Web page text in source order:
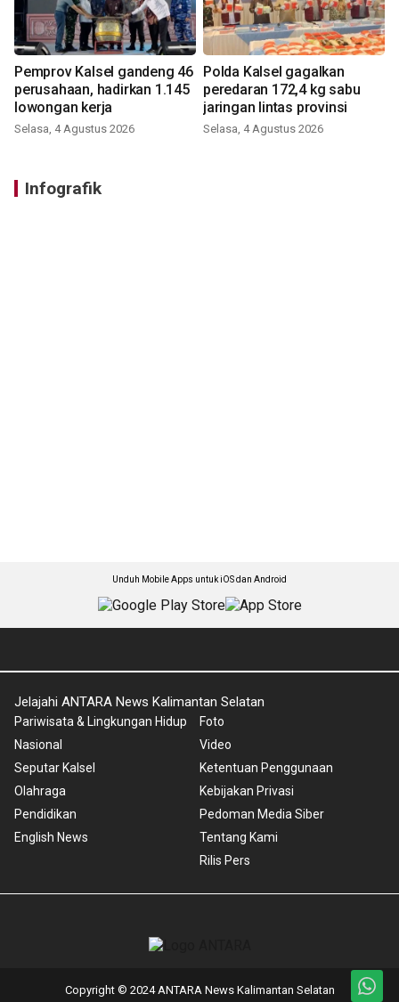
Pemprov Kalsel gandeng 46
perusahaan, hadirkan 1.145
lowongan kerja
Selasa, 4 Agustus 2026
Polda Kalsel gagalkan
peredaran 172,4 kg sabu
jaringan lintas provinsi
Selasa, 4 Agustus 2026
Infografik
Unduh Mobile Apps untuk iOS dan Android
Jelajahi ANTARA News Kalimantan Selatan
Pariwisata & Lingkungan Hidup
Nasional
Seputar Kalsel
Olahraga
Pendidikan
English News
Foto
Video
Ketentuan Penggunaan
Kebijakan Privasi
Pedoman Media Siber
Tentang Kami
Rilis Pers
Copyright © 2024 ANTARA News Kalimantan Selatan